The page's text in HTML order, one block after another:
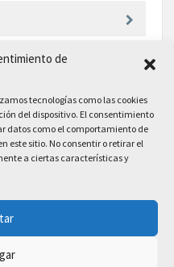
de
tecnologías como las cookies
del dispositivo. El consentimiento
datos como el comportamiento de
este sitio. No consentir o retirar el
a ciertas características y